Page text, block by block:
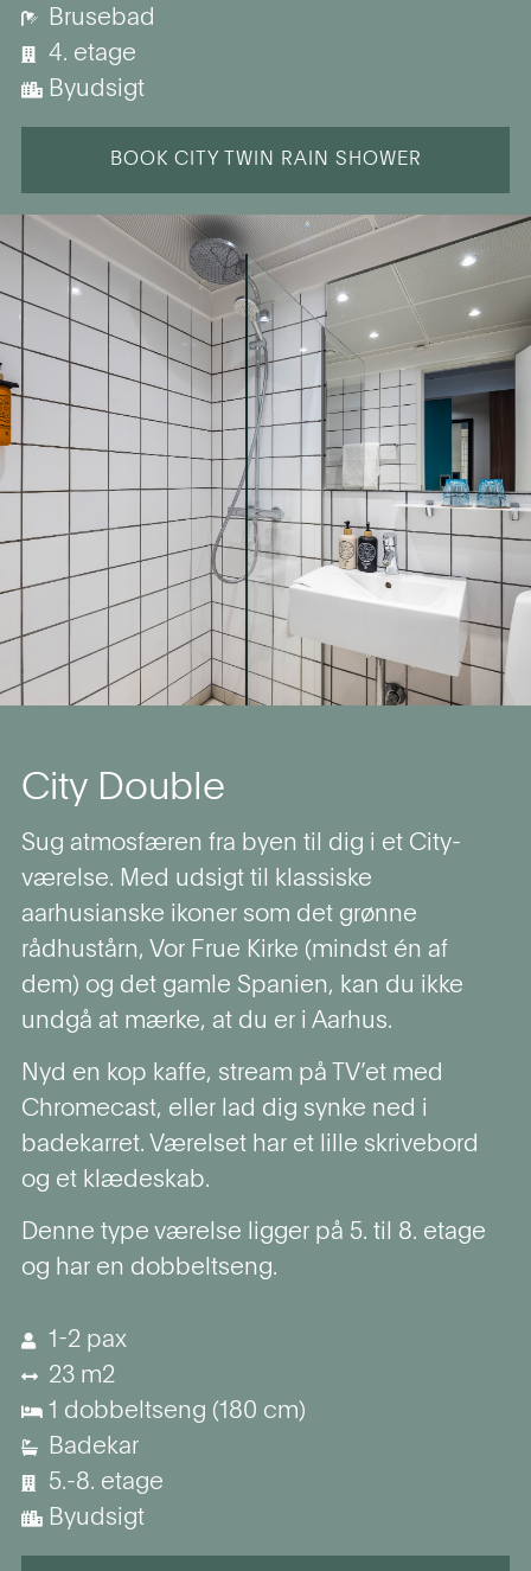
Brusebad
4. etage
Byudsigt
BOOK CITY TWIN RAIN SHOWER
City Double
Sug atmosfæren fra byen til dig i et City-
værelse. Med udsigt til klassiske
aarhusianske ikoner som det grønne
rådhustårn, Vor Frue Kirke (mindst én af
dem) og det gamle Spanien, kan du ikke
undgå at mærke, at du er i Aarhus.
Nyd en kop kaffe, stream på TV’et med
Chromecast, eller lad dig synke ned i
badekarret. Værelset har et lille skrivebord
og et klædeskab.
Denne type værelse ligger på 5. til 8. etage
og har en dobbeltseng.
1-2 pax
23 m2
1 dobbeltseng (180 cm)
Badekar
5.-8. etage
Byudsigt